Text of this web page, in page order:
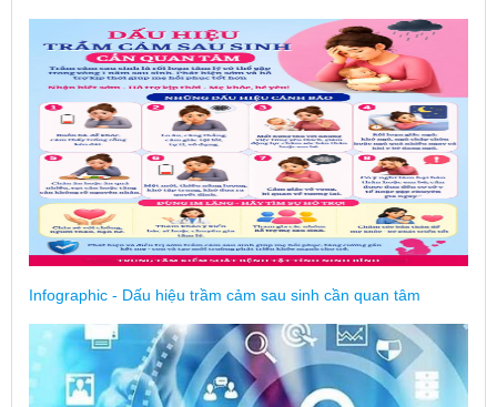
Infographic - Dấu hiệu trầm cảm sau sinh cần quan tâm